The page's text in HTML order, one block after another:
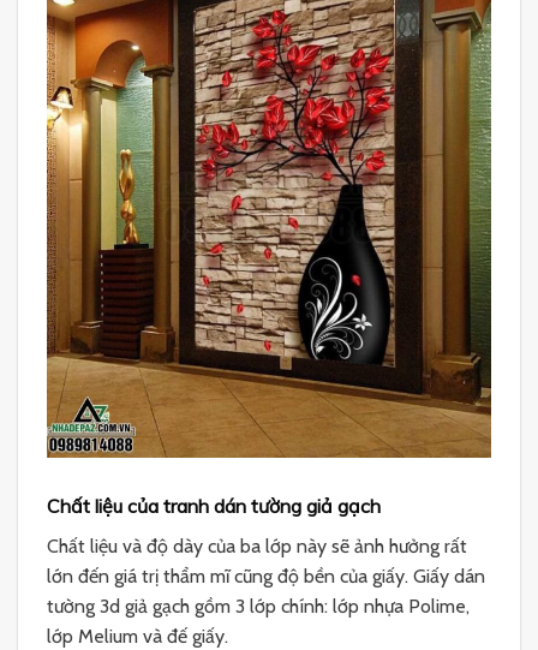
Chất liệu của tranh dán tường giả gạch
Chất liệu và độ dày của ba lớp này sẽ ảnh hưởng rất
lớn đến giá trị thẩm mĩ cũng độ bền của giấy. Giấy dán
tường 3d giả gạch gồm 3 lớp chính: lớp nhựa Polime,
lớp Melium và đế giấy.